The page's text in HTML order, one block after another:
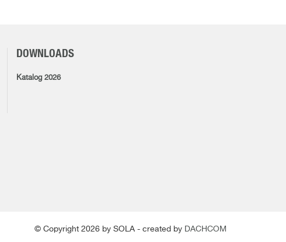
DOWNLOADS
Katalog 2026
© Copyright 2026 by SOLA - created by DACHCOM